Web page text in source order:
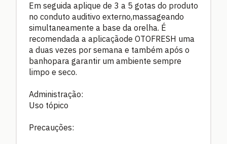
Em seguida aplique de 3 a 5 gotas do produto
no conduto auditivo externo,massageando
simultaneamente a base da orelha. É
recomendada a aplicaçãode OTOFRESH uma
a duas vezes por semana e também após o
banhopara garantir um ambiente sempre
limpo e seco.
Administração:
Uso tópico
Precauções: